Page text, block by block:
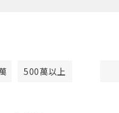
500萬以上